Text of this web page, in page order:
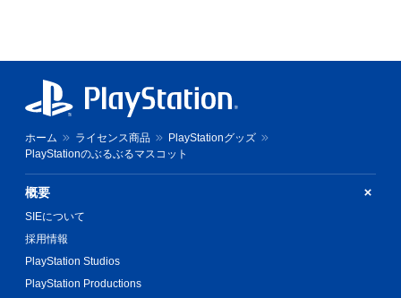
ホーム ライセンス商品
PlayStationグッズ
PlayStationのぶるぶるマスコット
概要
SIEについて
採用情報
PlayStation Studios
PlayStation Productions